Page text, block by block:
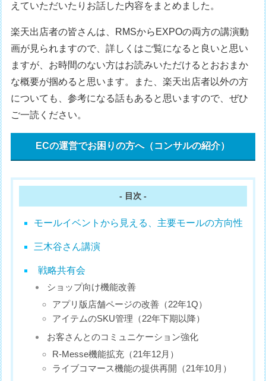
えていただいたりお話した内容をまとめました。
楽天出店者の皆さんは、RMSからEXPOの両方の講演動
画が見られますので、詳しくはご覧になると良いと思い
ますが、お時間のない方はお読みいただけるとおおまか
な概要が掴めると思います。また、楽天出店者以外の方
についても、参考になる話もあると思いますので、ぜひ
ご一読ください。
ECの運営でお困りの方へ（コンサルの紹介）
- 目次 -
モールイベントから見える、主要モールの方向性
三木谷さん講演
戦略共有会
ショップ向け機能改善
アプリ版店舗ページの改善（22年1Q）
アイテムのSKU管理（22年下期以降）
お客さんとのコミュニケーション強化
R-Messe機能拡充（21年12月）
ライブコマース機能の提供再開（21年10月）